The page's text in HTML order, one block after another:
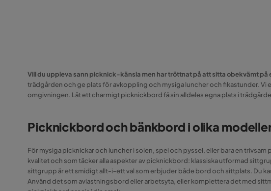
Vill du uppleva sann picknick-känsla men har tröttnat på att sitta obekvämt på
trädgården och ge plats för avkoppling och mysiga luncher och fikastunder. Vi
omgivningen. Låt ett charmigt picknickbord få sin alldeles egna plats i
Picknickbord och bänkbord i olika
För mysiga picknickar och luncher i solen, spel och pyssel, eller bara en
kvalitet och som täcker alla aspekter av picknickbord: klassiska utformad
sittgrupp är ett smidigt allt-i-ett val som erbjuder både bord och sittplats. Du
Använd det som avlastningsbord eller arbetsyta, eller komplettera det med